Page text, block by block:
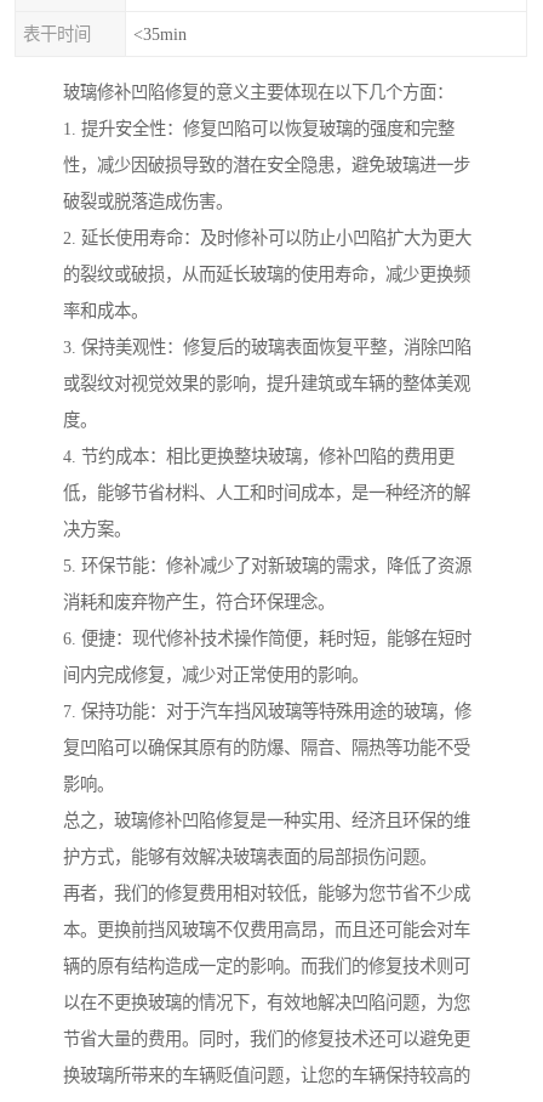
表干时间 <35min
玻璃修补凹陷修复的意义主要体现在以下几个方面：
1. 提升安全性：修复凹陷可以恢复玻璃的强度和完整
性，减少因破损导致的潜在安全隐患，避免玻璃进一步
破裂或脱落造成伤害。
2. 延长使用寿命：及时修补可以防止小凹陷扩大为更大
的裂纹或破损，从而延长玻璃的使用寿命，减少更换频
率和成本。
3. 保持美观性：修复后的玻璃表面恢复平整，消除凹陷
或裂纹对视觉效果的影响，提升建筑或车辆的整体美观
度。
4. 节约成本：相比更换整块玻璃，修补凹陷的费用更
低，能够节省材料、人工和时间成本，是一种经济的解
决方案。
5. 环保节能：修补减少了对新玻璃的需求，降低了资源
消耗和废弃物产生，符合环保理念。
6. 便捷：现代修补技术操作简便，耗时短，能够在短时
间内完成修复，减少对正常使用的影响。
7. 保持功能：对于汽车挡风玻璃等特殊用途的玻璃，修
复凹陷可以确保其原有的防爆、隔音、隔热等功能不受
影响。
总之，玻璃修补凹陷修复是一种实用、经济且环保的维
护方式，能够有效解决玻璃表面的局部损伤问题。
再者，我们的修复费用相对较低，能够为您节省不少成
本。更换前挡风玻璃不仅费用高昂，而且还可能会对车
辆的原有结构造成一定的影响。而我们的修复技术则可
以在不更换玻璃的情况下，有效地解决凹陷问题，为您
节省大量的费用。同时，我们的修复技术还可以避免更
换玻璃所带来的车辆贬值问题，让您的车辆保持较高的